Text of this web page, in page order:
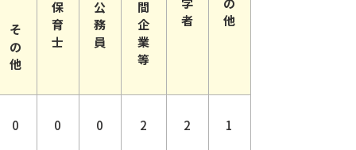
者
他
保
育
士
公
務
員
間
企
業
等
そ
の
他
0 0 0 2 2 1